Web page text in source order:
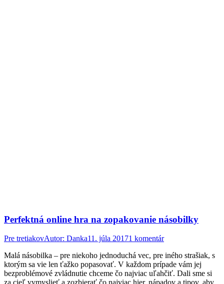
Perfektná online hra na zopakovanie násobilky
Pre tretiakovAutor: Danka11. júla 20171 komentár
Malá násobilka – pre niekoho jednoduchá vec, pre iného strašiak, s
ktorým sa vie len ťažko popasovať. V každom prípade vám jej
bezproblémové zvládnutie chceme čo najviac uľahčiť. Dali sme si